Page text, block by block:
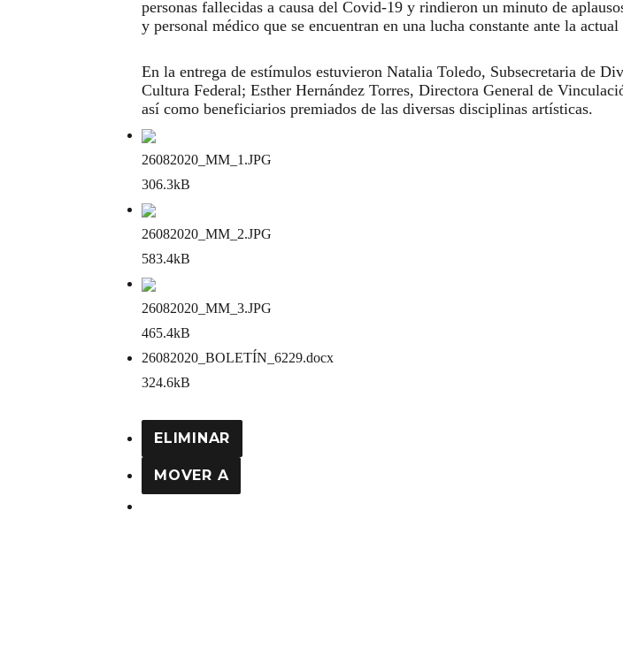
personas fallecidas a causa del Covid-19 y rindieron un minuto de
y personal médico que se encuentran en una lucha constante ante la actual
En la entrega de estímulos estuvieron Natalia Toledo, Subsecretaria de
Cultura Federal; Esther Hernández Torres, Directora General de
así como beneficiarios premiados de las diversas disciplinas artísticas.
26082020_MM_1 .JPG
306.3kB
26082020_MM_2.JPG
583.4kB
26082020_MM_3.JPG
465.4kB
26082020_BOLETÍN_6229.docx
324.6kB
ELIMINAR
MOVER A